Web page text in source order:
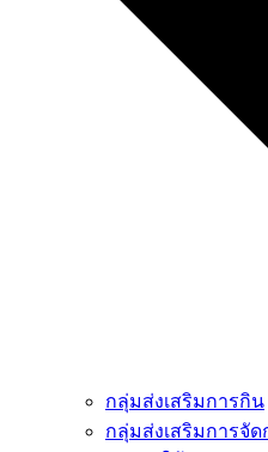
กลุ่มส่งเสริมการกิน
กลุ่มส่งเสริมการจั